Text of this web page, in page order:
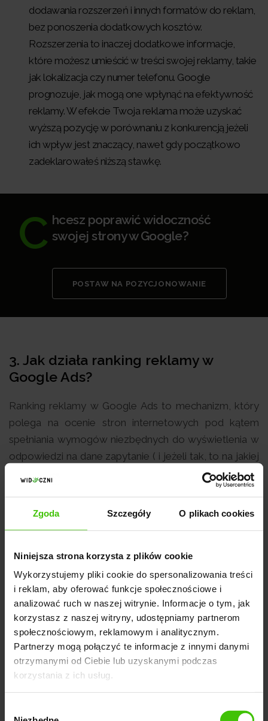
Zgoda Szczegóły O plikach cookies
Niniejsza strona korzysta z plików cookie
Wykorzystujemy pliki cookie do spersonalizowania treści
i reklam, aby oferować funkcje społecznościowe i
analizować ruch w naszej witrynie. Informacje o tym, jak
korzystasz z naszej witryny, udostępniamy partnerom
społecznościowym, reklamowym i analitycznym.
Partnerzy mogą połączyć te informacje z innymi danymi
otrzymanymi od Ciebie lub uzyskanymi podczas
korzystania z ich usług.
dodawania rozszerzeń i innych formatów do reklam,
bez ponoszenia dodatkowych kosztów.
Rozszerzenia to inaczej dodatkowe informacje,
które możesz umieścić w treści swojej reklamy, takie
jak lokalizacja czy numer telefonu. Google
prognozuje, jak mogą one wpłynąć na efektywność
reklamy. W efekcie Twoja reklama może uzyskać
wyższą pozycję w porównaniu z konkurencją jeżeli
ich wpływ jest znaczący, nawet gdy początkowo
zadeklarowałeś niższą stawkę.
C hcesz poprawić widoczność
swojej strony w Google?
POSTAW NA POZYCJONOWANIE
3. Jak działa ranking reklamy w
Google Ads?
Ranking reklamy w Google Ads to mechanizm, który
polega na ocenie stron internetowych pod kątem
spełniania wymogów niezbędnych do wyświetlenia w
odpowiedzi na dane zapytanie ( i jeżeli tak, to na jakiej
pozycji jest ulokowana). Oznacza to, że na pozycję
trafi witryna,
zostaną spełnione, dana witryna (lub aplikacja) nie
znajdą się w rankingu reklamy, czego następstwem
będzie to, że reklama nie zostanie wyświetlona w
wynikach wyszukiwania.
Wartość rankingu reklamy można obliczyć przy
użyciu formuły, która uwzględnia maksymalną
stawkę CPC (koszt za kliknięcie) pomnożoną